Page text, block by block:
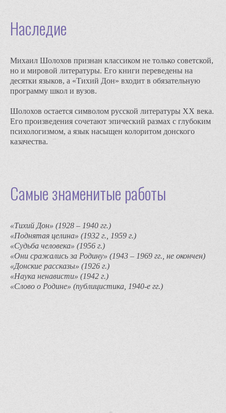
Наследие
Михаил Шолохов признан классиком не только советской,
но и мировой литературы. Его книги переведены на
десятки языков, а «Тихий Дон» входит в обязательную
программу школ и вузов.
Шолохов остается символом русской литературы XX века.
Его произведения сочетают эпический размах с глубоким
психологизмом, а язык насыщен колоритом донского
казачества.
Самые знаменитые работы
«Тихий Дон» (1928 – 1940 гг.)
«Поднятая целина» (1932 г., 1959 г.)
«Судьба человека» (1956 г.)
«Они сражались за Родину» (1943 – 1969 гг., не окончен)
«Донские рассказы» (1926 г.)
«Наука ненависти» (1942 г.)
«Слово о Родине» (публицистика, 1940-е гг.)